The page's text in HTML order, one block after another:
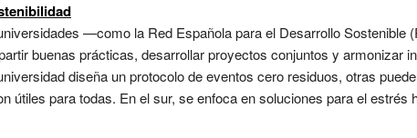
—como la Red Española para el Desarrollo Sostenible
buenas prácticas, desarrollar proyectos conjuntos y armonizar
diseña un protocolo de eventos cero residuos, otras
útiles para todas. En el sur, se enfoca en soluciones para el estrés